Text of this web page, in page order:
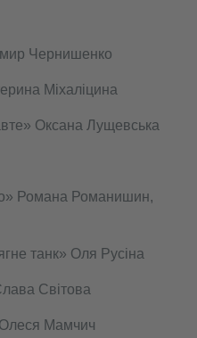
Чернишенко
Міхаліцина
Оксана Лущевська
Романа Романишин,
танк» Оля Русіна
Світова
Мамчич